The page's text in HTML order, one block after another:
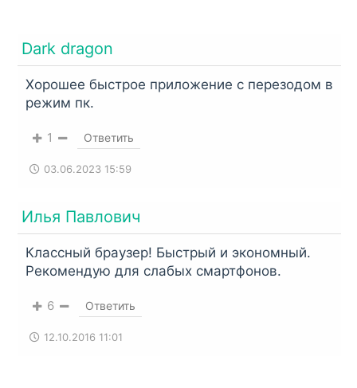
Dark dragon
Хорошее быстрое приложение с перезодом в
режим пк.
1 Ответить
03.06.2023 15:59
Илья Павлович
Классный браузер! Быстрый и экономный.
Рекомендую для слабых смартфонов.
6 Ответить
12.10.2016 11:01